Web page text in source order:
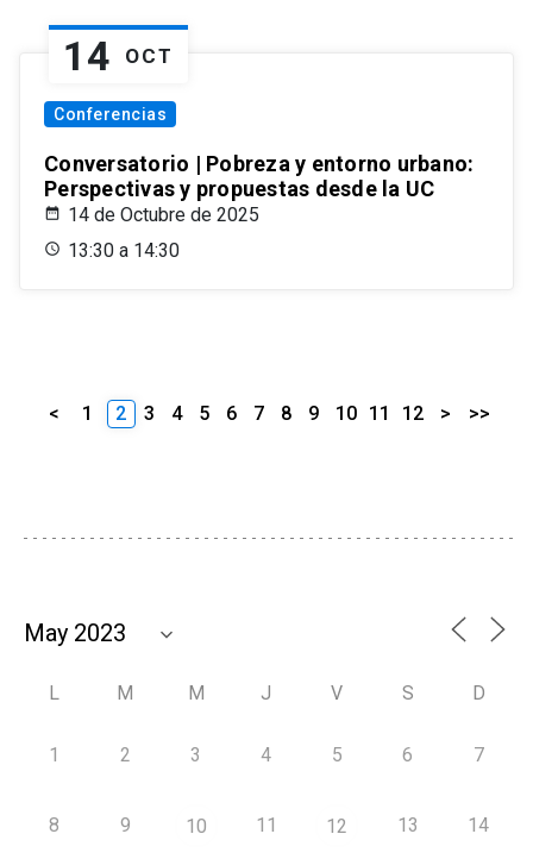
14 OCT
Conferencias
Conversatorio | Pobreza y entorno urbano:
Perspectivas y propuestas desde la UC
14 de Octubre de 2025
13:30 a 14:30
< 1 2 3 4 5 6 7 8 9 10 11 12 > >>
L M M J V S D
1 2 3 4 5 6 7
8 9 10 11 12 13 14